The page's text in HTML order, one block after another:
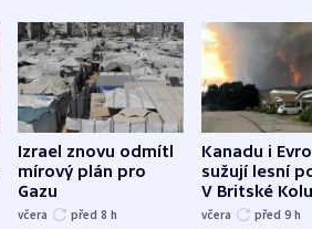
Izrael znovu odmítl
mírový plán pro
Gazu
včera před 8 h
Kanadu i
sužují lesní
V Britské
evakuovali
včera před 9 h